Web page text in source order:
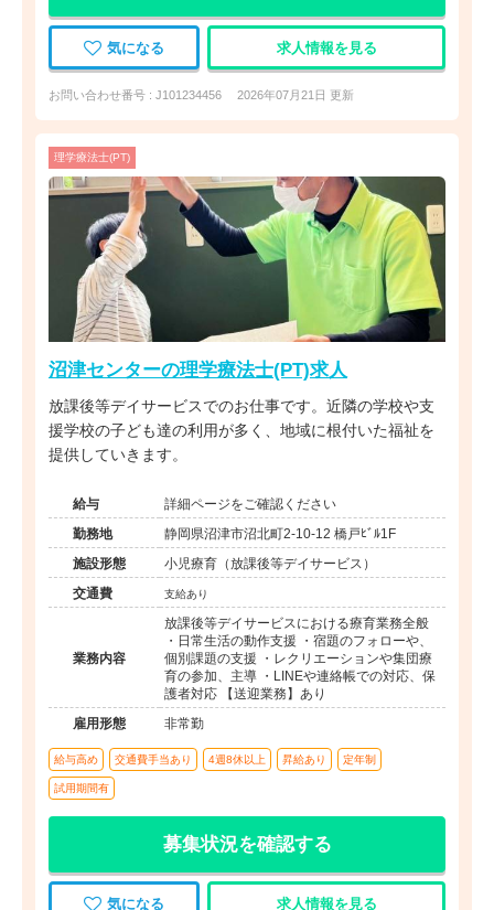
気になる 求人情報を見る
お問い合わせ番号 : J101234456 2026年07月21日 更新
理学療法士(PT)
沼津センターの理学療法士(PT)求人
放課後等デイサービスでのお仕事です。近隣の学校や支
援学校の子ども達の利用が多く、地域に根付いた福祉を
提供していきます。
給与
詳細ページをご確認ください
勤務地
静岡県沼津市沼北町2-10-12 橋戸ﾋﾞﾙ1F
施設形態
小児療育（放課後等デイサービス）
交通費
支給あり
業務内容
放課後等デイサービスにおける療育業務全般
・日常生活の動作支援 ・宿題のフォローや、
個別課題の支援 ・レクリエーションや集団療
育の参加、主導 ・LINEや連絡帳での対応、保
護者対応 【送迎業務】あり
雇用形態
非常勤
給与高め 交通費手当あり 4週8休以上 昇給あり 定年制
試用期間有
募集状況を確認する
気になる 求人情報を見る